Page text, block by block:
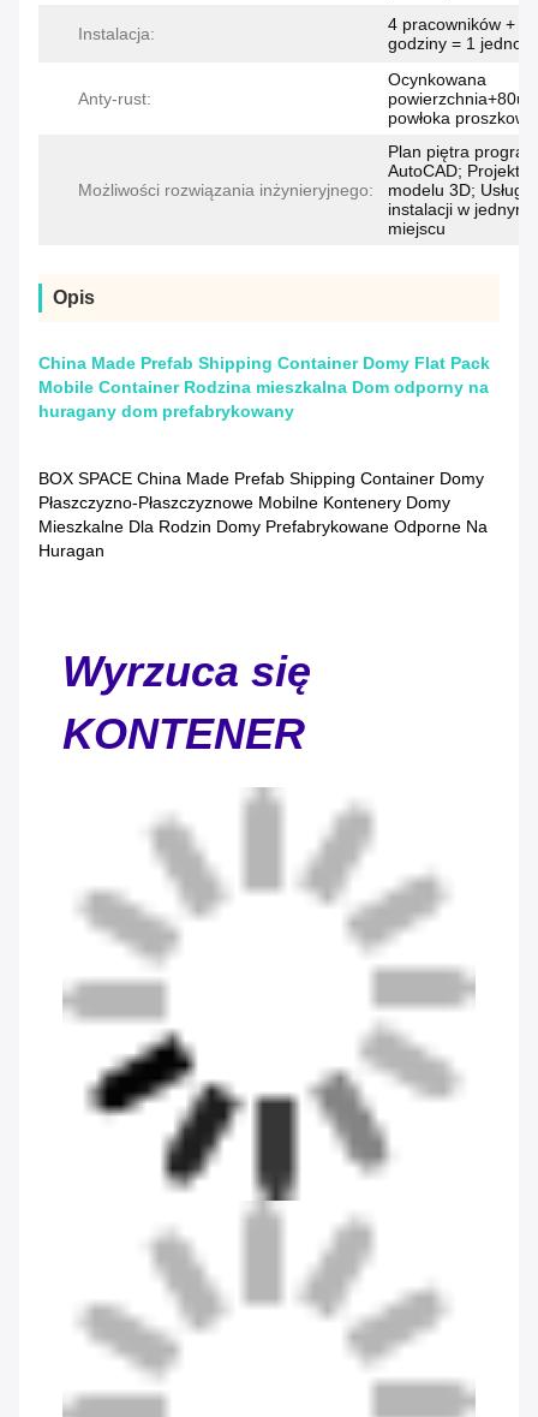
Instalacja:
4 pracowników + 2
godziny = 1
Anty-rust:
Ocynkowana
powłoka proszkowa
Możliwości rozwiązania inżynieryjnego:
Plan piętra
AutoCAD; Projekt
modelu 3D; Usługa
instalacji w jednym
miejscu
Opis
China Made Prefab Shipping Container Domy Flat Pack
Mobile Container Rodzina mieszkalna Dom odporny na
huragany dom prefabrykowany
BOX SPACE China Made Prefab Shipping Container Domy
Płaszczyzno-Płaszczyznowe Mobilne Kontenery Domy
Mieszkalne Dla Rodzin Domy Prefabrykowane Odporne Na
Huragan
Wyrzuca się
KONTENER